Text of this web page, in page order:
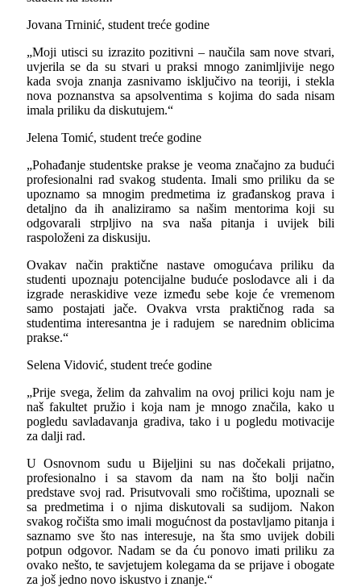
Jovana Trninić, student treće godine
„Moji utisci su izrazito pozitivni – naučila sam nove stvari,
uvjerila se da su stvari u praksi mnogo zanimljivije nego
kada svoja znanja zasnivamo isključivo na teoriji, i stekla
nova poznanstva sa apsolventima s kojima do sada nisam
imala priliku da diskutujem.“
Jelena Tomić, student treće godine
„Pohađanje studentske prakse je veoma značajno za budući
profesionalni rad svakog studenta. Imali smo priliku da se
upoznamo sa mnogim predmetima iz građanskog prava i
detaljno da ih analiziramo sa našim mentorima koji su
odgovarali strpljivo na sva naša pitanja i uvijek bili
raspoloženi za diskusiju.
Ovakav način praktične nastave omogućava priliku da
studenti upoznaju potencijalne buduće poslodavce ali i da
izgrade neraskidive veze između sebe koje će vremenom
samo postajati jače. Ovakva vrsta praktičnog rada sa
studentima interesantna je i radujem se narednim oblicima
prakse.“
Selena Vidović, student treće godine
„Prije svega, želim da zahvalim na ovoj prilici koju nam je
naš fakultet pružio i koja nam je mnogo značila, kako u
pogledu savladavanja gradiva, tako i u pogledu motivacije
za dalji rad.
U Osnovnom sudu u Bijeljini su nas dočekali prijatno,
profesionalno i sa stavom da nam na što bolji način
predstave svoj rad. Prisutvovali smo ročištima, upoznali se
sa predmetima i o njima diskutovali sa sudijom. Nakon
svakog ročišta smo imali mogućnost da postavljamo pitanja i
saznamo sve što nas interesuje, na šta smo uvijek dobili
potpun odgovor. Nadam se da ću ponovo imati priliku za
ovako nešto, te savjetujem kolegama da se prijave i obogate
za još jedno novo iskustvo i znanje.“